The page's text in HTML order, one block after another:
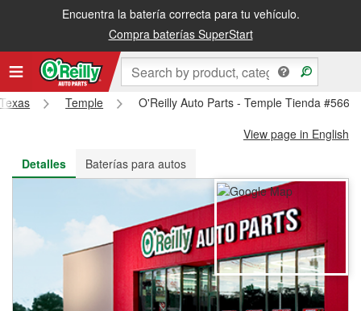
Encuentra la batería correcta para tu vehículo.
Compra baterías SuperStart
Recibe tu orden gratis al día siguiente o recógela en la tienda
Texas Temple
O'Reilly Auto Parts - Temple Tienda #5660
View page in English
Detalles
Baterías para autos